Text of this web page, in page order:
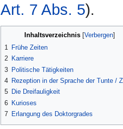
Art. 7 Abs. 5).
Inhaltsverzeichnis
1
Frühe Zeiten
2 Karriere
3 Politische Tätigkeiten
4 Rezeption in der Sprache der Tunte /
5 Die Dreifauligkeit
6 Kurioses
7 Erlangung des Doktorgrades